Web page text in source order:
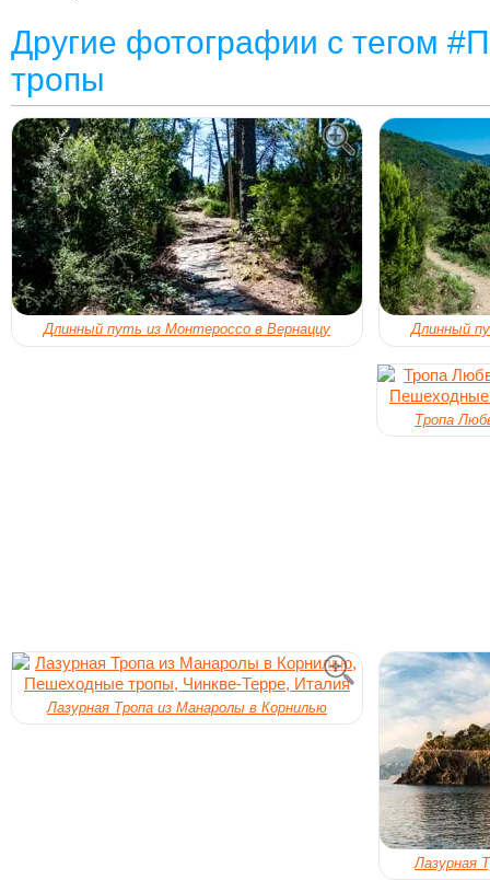
Другие фотографии с тегом
тропы
Длинный путь из Монтероссо в Вернаццу Длинный
Тропа
Лазурная Тропа из Манаролы в Корнилью
Лазурная